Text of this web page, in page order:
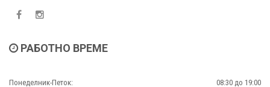
РАБОТНО ВРЕМЕ
Понеделник-Петок: 08:30 до 19:00